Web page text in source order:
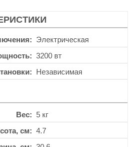
Электрическая
3200 вт
Независимая
Вес
5 кг
см
4.7